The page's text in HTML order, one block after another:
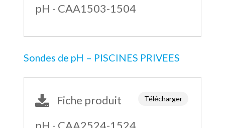
pH - CAA1503-1504
Sondes de pH – PISCINES PRIVEES
Fiche produit
Télécharger